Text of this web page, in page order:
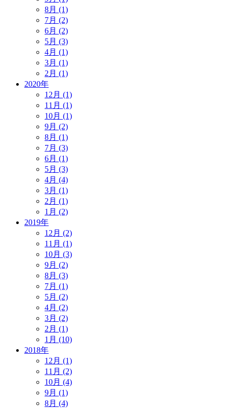
8月 (1)
7月 (2)
6月 (2)
5月 (3)
4月 (1)
3月 (1)
2月 (1)
2020年
12月 (1)
11月 (1)
10月 (1)
9月 (2)
8月 (1)
7月 (3)
6月 (1)
5月 (3)
4月 (4)
3月 (1)
2月 (1)
1月 (2)
2019年
12月 (2)
11月 (1)
10月 (3)
9月 (2)
8月 (3)
7月 (1)
5月 (2)
4月 (2)
3月 (2)
2月 (1)
1月 (10)
2018年
12月 (1)
11月 (2)
10月 (4)
9月 (1)
8月 (4)